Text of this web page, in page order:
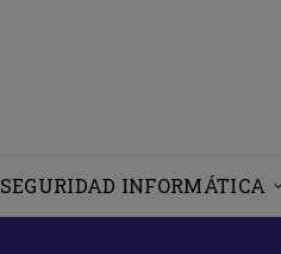
SEGURIDAD INFORMÁTICA